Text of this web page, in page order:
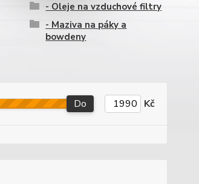
- Oleje na vzduchové filtry
- Maziva na páky a
bowdeny
Do Kč